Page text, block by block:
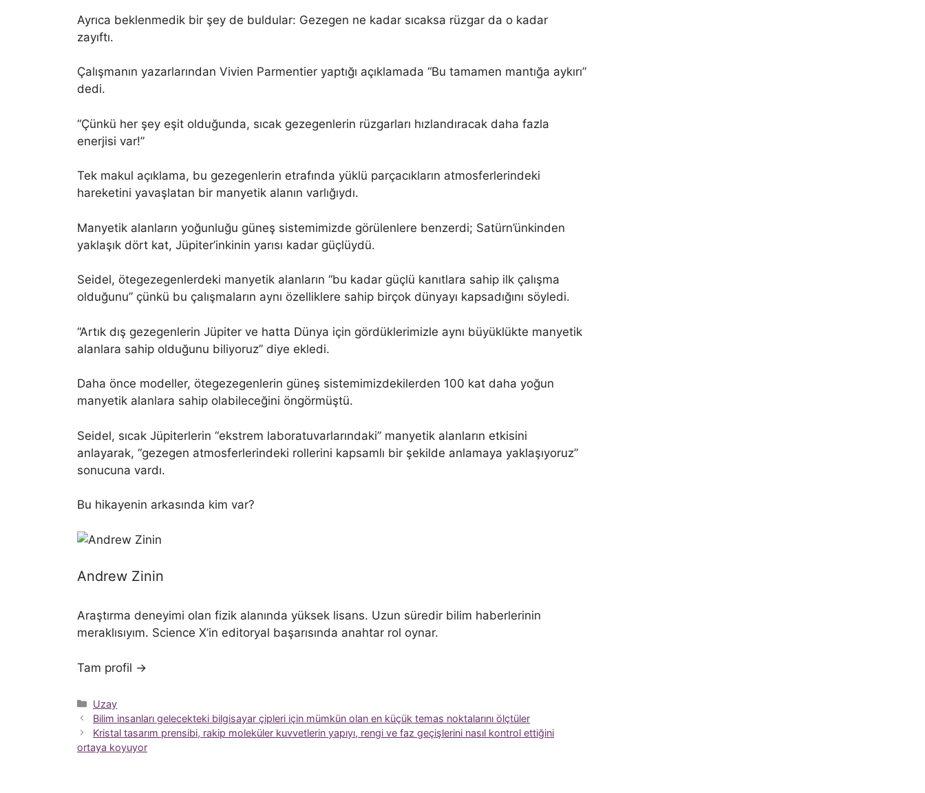
Ayrıca beklenmedik bir şey de buldular: Gezegen ne kadar sıcaksa rüzgar da o kadar
zayıftı.
Çalışmanın yazarlarından Vivien Parmentier yaptığı açıklamada “Bu tamamen mantığa aykırı”
dedi.
“Çünkü her şey eşit olduğunda, sıcak gezegenlerin rüzgarları hızlandıracak daha fazla
enerjisi var!”
Tek makul açıklama, bu gezegenlerin etrafında yüklü parçacıkların atmosferlerindeki
hareketini yavaşlatan bir manyetik alanın varlığıydı.
Manyetik alanların yoğunluğu güneş sistemimizde görülenlere benzerdi; Satürn’ünkinden
yaklaşık dört kat, Jüpiter’inkinin yarısı kadar güçlüydü.
Seidel, ötegezegenlerdeki manyetik alanların “bu kadar güçlü kanıtlara sahip ilk çalışma
olduğunu” çünkü bu çalışmaların aynı özelliklere sahip birçok dünyayı kapsadığını söyledi.
“Artık dış gezegenlerin Jüpiter ve hatta Dünya için gördüklerimizle aynı büyüklükte manyetik
alanlara sahip olduğunu biliyoruz” diye ekledi.
Daha önce modeller, ötegezegenlerin güneş sistemimizdekilerden 100 kat daha yoğun
manyetik alanlara sahip olabileceğini öngörmüştü.
Seidel, sıcak Jüpiterlerin “ekstrem laboratuvarlarındaki” manyetik alanların etkisini
anlayarak, “gezegen atmosferlerindeki rollerini kapsamlı bir şekilde anlamaya yaklaşıyoruz”
sonucuna vardı.
Bu hikayenin arkasında kim var?
Andrew Zinin
Araştırma deneyimi olan fizik alanında yüksek lisans. Uzun süredir bilim haberlerinin
meraklısıyım. Science X’in editoryal başarısında anahtar rol oynar.
Tam profil →
Kategoriler
Uzay
Bilim insanları gelecekteki bilgisayar çipleri için mümkün olan en küçük temas noktalarını ölçtüler
Kristal tasarım prensibi, rakip moleküler kuvvetlerin yapıyı, rengi ve faz geçişlerini nasıl kontrol ettiğini
ortaya koyuyor